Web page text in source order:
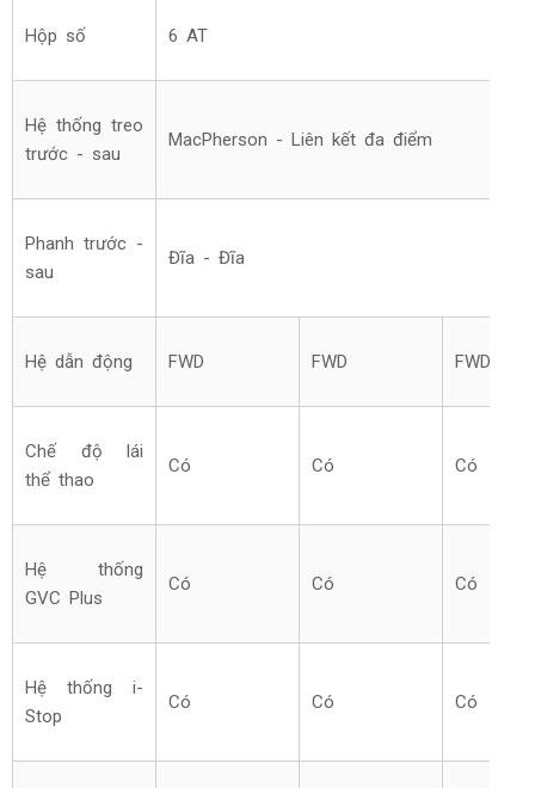
Hộp số 6 AT
Hệ thống treo
trước - sau
MacPherson - Liên kết đa điểm
Phanh trước -
sau
Đĩa - Đĩa
Hệ dẫn động FWD FWD FWD
Chế độ lái
thể thao
Có Có Có
Hệ thống
GVC Plus
Có Có Có
Hệ thống i-
Stop
Có Có Có